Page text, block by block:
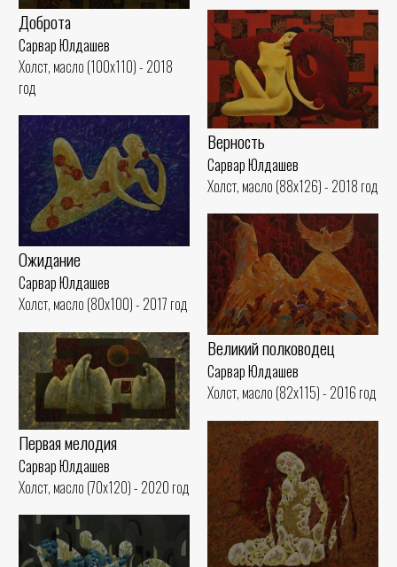
Доброта
Сарвар Юлдашев
Холст, масло (100x110) - 2018
год
Верность
Сарвар Юлдашев
Холст, масло (88x126) - 2018 год
Ожидание
Сарвар Юлдашев
Холст, масло (80x100) - 2017 год
Великий полководец
Сарвар Юлдашев
Холст, масло (82x115) - 2016 год
Первая мелодия
Сарвар Юлдашев
Холст, масло (70x120) - 2020 год